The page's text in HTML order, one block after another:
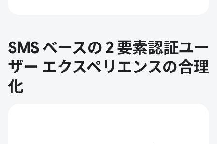
SMS ベースの 2 要素認証ユー
ザー エクスペリエンスの合理
化